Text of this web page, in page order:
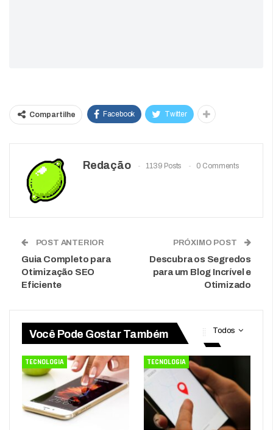
Compartilhe Facebook Twitter
Redação 1139 Posts 0 Comments
POST ANTERIOR
Guia Completo para
Otimização SEO
Eficiente
PRÓXIMO POST
Descubra os Segredos
para um Blog Incrível e
Otimizado
Todos
Você Pode Gostar Também
TECNOLOGIA TECNOLOGIA